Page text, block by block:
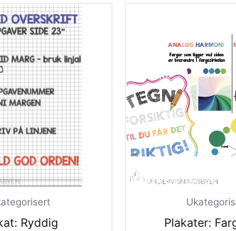
Ryddig
Plakater: